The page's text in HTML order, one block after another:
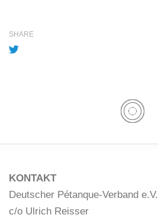
SHARE
KONTAKT
Deutscher Pétanque-Verband e.V.
c/o Ulrich Reisser